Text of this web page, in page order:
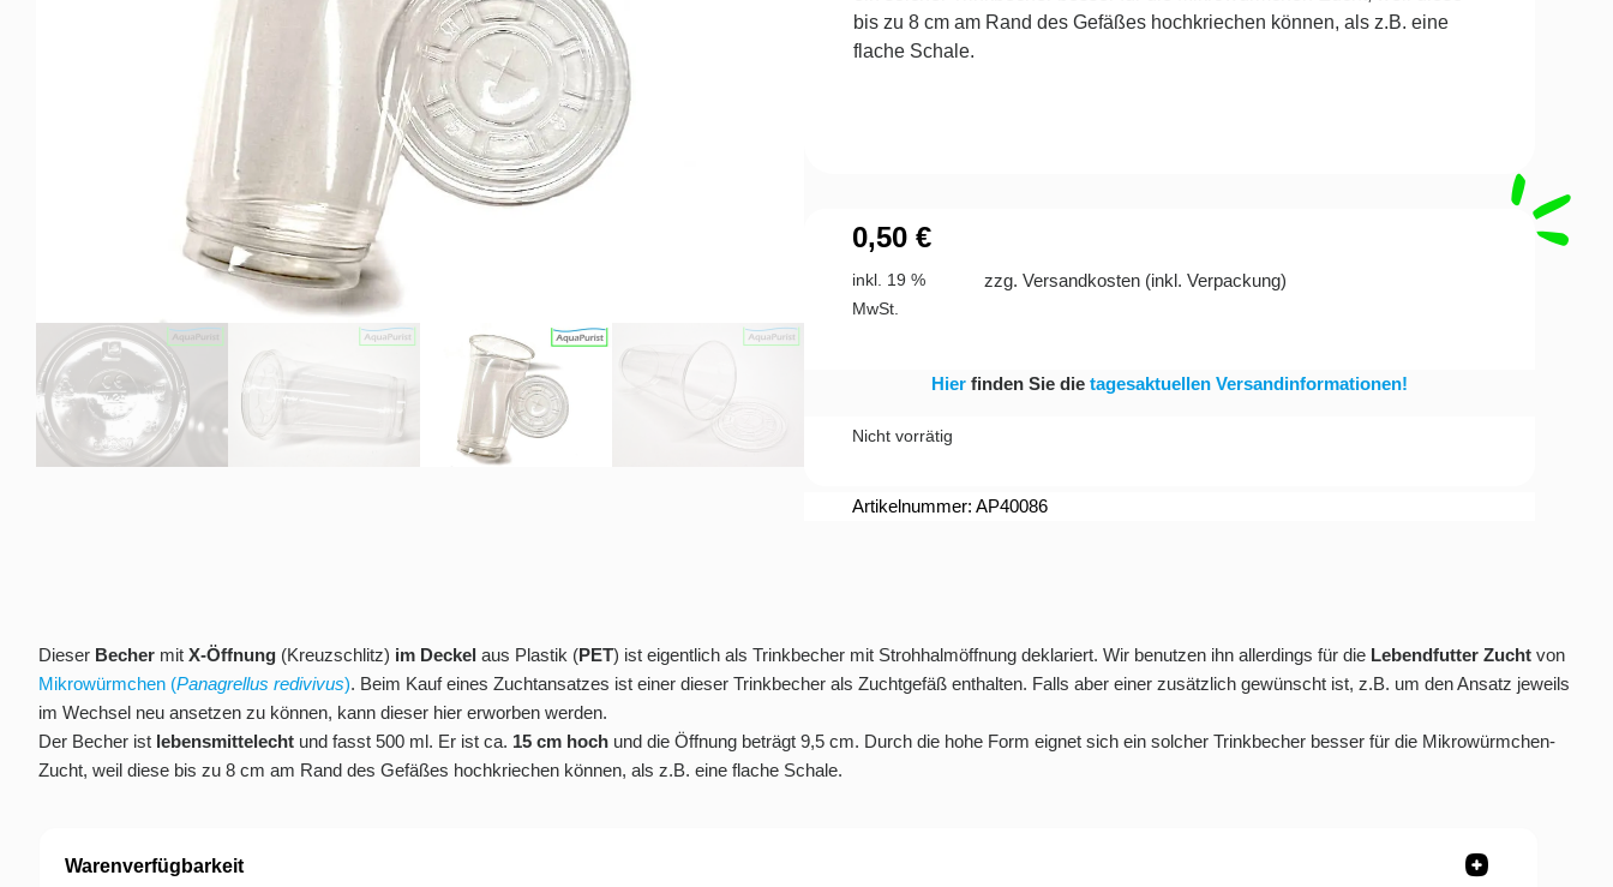
bis zu 8 cm am Rand des Gefäßes hochkriechen können, als z.B. eine
flache Schale.
0,50 €
inkl. 19 %
MwSt.
zzg. Versandkosten (inkl. Verpackung)
Hier finden Sie die tagesaktuellen Versandinformationen!
Nicht vorrätig
Artikelnummer: AP40086
Dieser Becher mit X-Öffnung (Kreuzschlitz) im Deckel aus Plastik (PET) ist eigentlich als Trinkbecher mit Strohhalmöffnung deklariert. Wir benutzen ihn allerdings für die Lebendfutter Zucht von
Mikrowürmchen (Panagrellus redivivus). Beim Kauf eines Zuchtansatzes ist einer dieser Trinkbecher als Zuchtgefäß enthalten. Falls aber einer zusätzlich gewünscht ist, z.B. um den Ansatz jeweils
im Wechsel neu ansetzen zu können, kann dieser hier erworben werden.
Der Becher ist lebensmittelecht und fasst 500 ml. Er ist ca. 15 cm hoch und die Öffnung beträgt 9,5 cm. Durch die hohe Form eignet sich ein solcher Trinkbecher besser für die Mikrowürmchen-
Zucht, weil diese bis zu 8 cm am Rand des Gefäßes hochkriechen können, als z.B. eine flache Schale.
Warenverfügbarkeit